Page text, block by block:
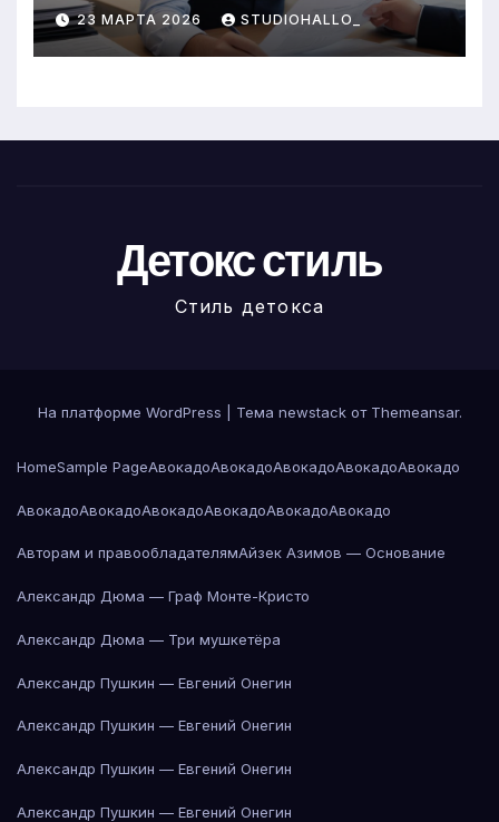
23 МАРТА 2026 STUDIOHALLO_
Детокс стиль
Стиль детокса
На платформе WordPress Тема newstack от Themeansar.
HomeSample PageАвокадоАвокадоАвокадоАвокадоАвокадо
АвокадоАвокадоАвокадоАвокадоАвокадоАвокадо
Авторам и правообладателямАйзек Азимов — Основание
Александр Дюма — Граф Монте-Кристо
Александр Дюма — Три мушкетёра
Александр Пушкин — Евгений Онегин
Александр Пушкин — Евгений Онегин
Александр Пушкин — Евгений Онегин
Александр Пушкин — Евгений Онегин